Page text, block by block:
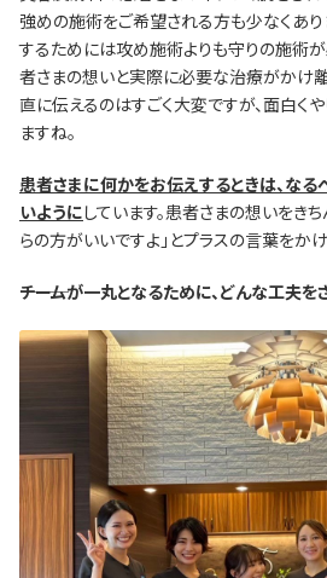
強めの施術をご希望される方も少なくあり
するためには攻め施術よりも守りの施術
者さまの想いと実際に必要な治療がかけ
直に伝えるのはすごく大変ですが、面白く
ますね。
患者さまに何かをお伝えするときは、な
いようにしています。患者さまの想いをき
らの方がいいですよ」とプラスの言葉をか
―――チームが一丸となるために、どんな工夫